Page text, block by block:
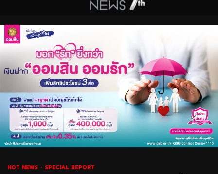
HOT NEWS SPECIAL REPORT